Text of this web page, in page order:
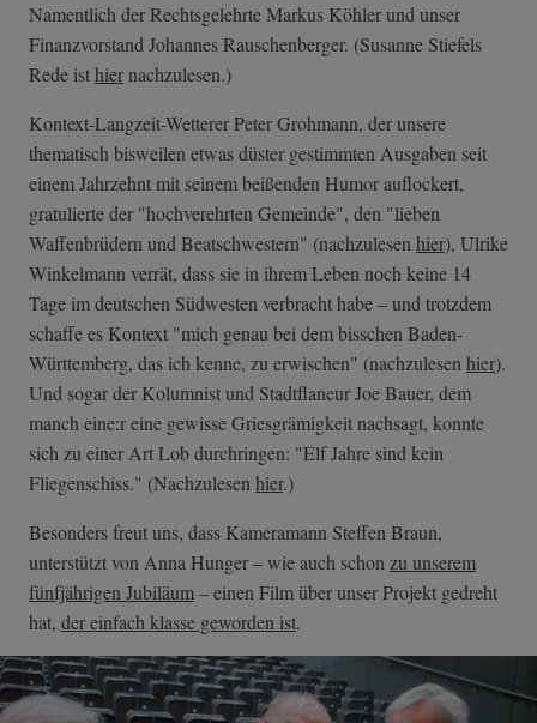
Namentlich der Rechtsgelehrte Markus Köhler und unser
Finanzvorstand Johannes Rauschenberger. (Susanne Stiefels
Rede isthiernachzulesen.)
Kontext-Langzeit-Wetterer Peter Grohmann, der unsere
thematisch bisweilen etwas düster gestimmten Ausgaben seit
einem Jahrzehnt mit seinem beißenden Humor auflockert,
gratulierte der "hochverehrten Gemeinde", den "lieben
Waffenbrüdern und Beatschwestern" (nachzulesen hier), Ulrike
Winkelmann verrät, dass sie in ihrem Leben noch keine 14
Tage im deutschen Südwesten verbracht habe – und trotzdem
schaffe es Kontext "mich genau bei dem bisschen Baden-
Württemberg, das ich kenne, zu erwischen" (nachzulesen hier).
Und sogar der Kolumnist und Stadtflaneur Joe Bauer, dem
manch eine:r eine gewisse Griesgrämigkeit nachsagt, konnte
sich zu einer Art Lob durchringen: "Elf Jahre sind kein
Fliegenschiss." (Nachzulesen hier.)
Besonders freut uns, dass Kameramann Steffen Braun,
unterstützt von Anna Hunger – wie auch schon zu unserem
fünfjährigen Jubiläum– einen Film über unser Projekt gedreht
hat, der einfach klasse geworden ist.